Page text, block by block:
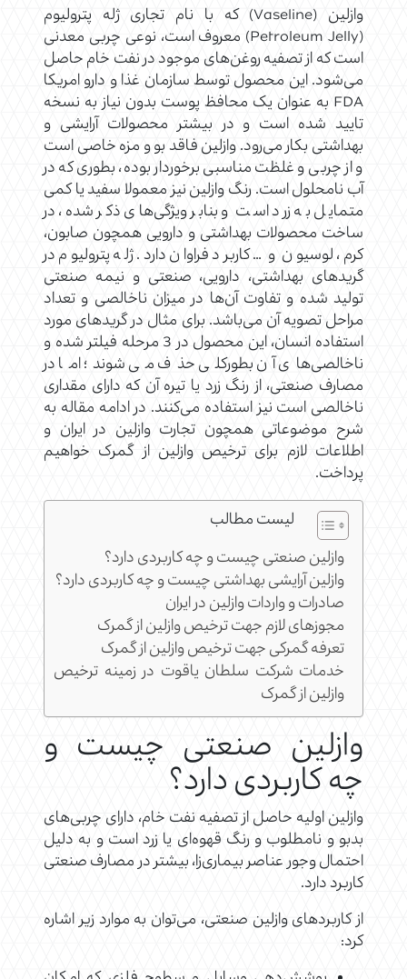
وازلین (Vaseline) که با نام تجاری ژله پترولیوم
(Petroleum Jelly) معروف است، نوعی چربی معدنی
است که از تصفیه روغن‌های موجود در نفت خام حاصل
می‌شود. این محصول توسط سازمان غذا و دارو امریکا
FDA به عنوان یک محافظ پوست بدون نیاز به نسخه
تایید شده است و در بیشتر محصولات آرایشی و
بهداشتی بکار می‌رود. وازلین فاقد بو و مزه خاصی است
و از چربی و غلظت مناسبی برخوردار بوده، بطوری که در
آب نامحلول است. رنگ وازلین نیز معمولا سفید یا کمی
متمایل به زرد است و بنابر ویژگی‌های ذکر شده، در
ساخت محصولات بهداشتی و دارویی همچون صابون‌،
کرم، لوسیون و … کاربرد فراوان دارد. ژله پترولیوم در
گریدهای بهداشتی، دارویی، صنعتی و نیمه صنعتی
تولید شده و تفاوت آن‌ها در میزان ناخالصی و تعداد
مراحل تصویه آن می‌باشد. برای مثال در گریدهای مورد
استفاده انسان، این محصول در 3 مرحله فیلتر شده و
ناخالصی‌های آن بطورکلی حذف می شوند؛ اما در
مصارف صنعتی، از رنگ زرد یا تیره آن که دارای مقداری
ناخالصی است نیز استفاده می‌کنند. در ادامه مقاله به
شرح موضوعاتی همچون تجارت وازلین در ایران و
اطلاعات لازم برای ترخیص وازلین از گمرک خواهیم
پرداخت.
لیست مطالب
وازلین صنعتی چیست و چه کاربردی دارد؟
وازلین آرایشی بهداشتی چیست و چه کاربردی دارد؟
صادرات و واردات وازلین در ایران
مجوزهای لازم جهت ترخیص وازلین از گمرک
تعرفه گمرکی جهت ترخیص وازلین از گمرک
خدمات شرکت سلطان یاقوت در زمینه ترخیص
وازلین از گمرک
وازلین صنعتی چیست و
چه کاربردی دارد؟
وازلین اولیه حاصل از تصفیه نفت خام، دارای چربی‌های
بدبو و نامطلوب و رنگ قهوه‌ای یا زرد است و به دلیل
احتمال وجور عناصر بیماری‌زا، بیشتر در مصارف صنعتی
کاربرد دارد.
از کاربردهای وازلین صنعتی، می‌توان به موارد زیر اشاره
کرد: